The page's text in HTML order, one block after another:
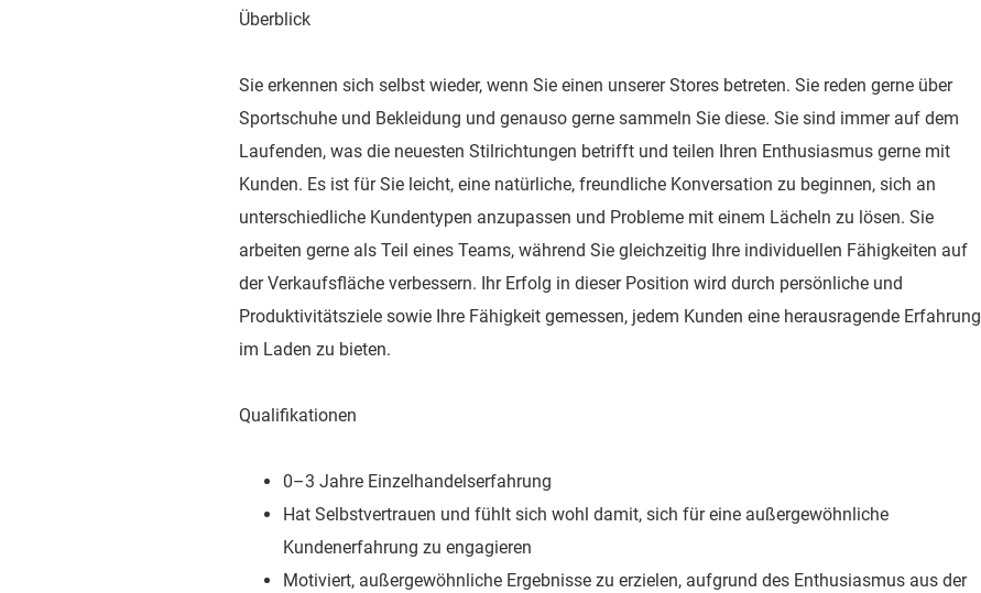
Überblick
Sie erkennen sich selbst wieder, wenn Sie einen unserer Stores betreten. Sie reden gerne über
Sportschuhe und Bekleidung und genauso gerne sammeln Sie diese. Sie sind immer auf dem
Laufenden, was die neuesten Stilrichtungen betrifft und teilen Ihren Enthusiasmus gerne mit
Kunden. Es ist für Sie leicht, eine natürliche, freundliche Konversation zu beginnen, sich an
unterschiedliche Kundentypen anzupassen und Probleme mit einem Lächeln zu lösen. Sie
arbeiten gerne als Teil eines Teams, während Sie gleichzeitig Ihre individuellen Fähigkeiten auf
der Verkaufsfläche verbessern. Ihr Erfolg in dieser Position wird durch persönliche und
Produktivitätsziele sowie Ihre Fähigkeit gemessen, jedem Kunden eine herausragende Erfahrung
im Laden zu bieten.
Qualifikationen
0–3 Jahre Einzelhandelserfahrung
Hat Selbstvertrauen und fühlt sich wohl damit, sich für eine außergewöhnliche
Kundenerfahrung zu engagieren
Motiviert, außergewöhnliche Ergebnisse zu erzielen, aufgrund des Enthusiasmus aus der